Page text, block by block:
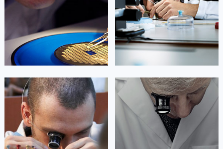
北京劳力士维修  上海劳力士维修
艾德琳·亚历桑德拉
资深劳力士技师
是劳力士售后维修服务中心
(劳力士维修保养中心)
的高级技师之一
Guangzhou Rolex Maintain center
艾莉森·安吉莉亚
资深劳力士技师
是劳力士售后维修服务中心
(劳力士维修保养中心)
的高级技师之一
Shenzhen Rolex Maintain center